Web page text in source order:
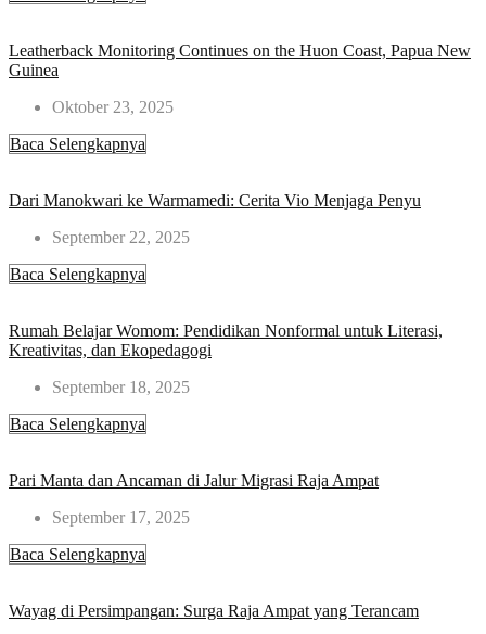
Leatherback Monitoring Continues on the Huon Coast, Papua New
Guinea
Oktober 23, 2025
Baca Selengkapnya
Dari Manokwari ke Warmamedi: Cerita Vio Menjaga Penyu
September 22, 2025
Baca Selengkapnya
Rumah Belajar Womom: Pendidikan Nonformal untuk Literasi,
Kreativitas, dan Ekopedagogi​
September 18, 2025
Baca Selengkapnya
Pari Manta dan Ancaman di Jalur Migrasi Raja Ampat
September 17, 2025
Baca Selengkapnya
Wayag di Persimpangan: Surga Raja Ampat yang Terancam